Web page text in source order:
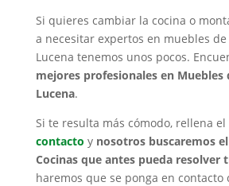
Si quieres cambiar la cocina o
a necesitar expertos en muebles de
Lucena tenemos unos pocos.
mejores profesionales en Muebles
Lucena.
Si te resulta más cómodo, rellena el
contacto y nosotros buscaremos
Cocinas que antes pueda resolver
haremos que se ponga en contacto